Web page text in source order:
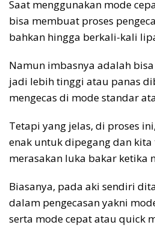
Saat menggunakan mode
bisa membuat proses
bahkan hingga berkali-kali
Namun imbasnya adalah
jadi lebih tinggi atau panas
mengecas di mode standar
Tetapi yang jelas, di proses
enak untuk dipegang dan
merasakan luka bakar ketika
Biasanya, pada aki sendiri
dalam pengecasan yakni
serta mode cepat atau quick